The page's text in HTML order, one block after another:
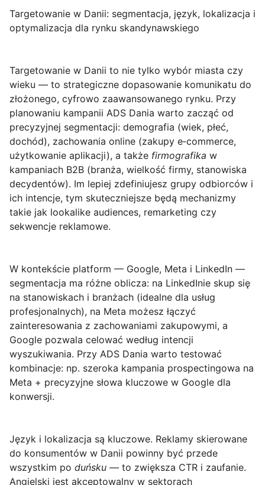
Targetowanie w Danii: segmentacja, język, lokalizacja i
optymalizacja dla rynku skandynawskiego
Targetowanie w Danii to nie tylko wybór miasta czy
wieku — to strategiczne dopasowanie komunikatu do
złożonego, cyfrowo zaawansowanego rynku. Przy
planowaniu kampanii ADS Dania warto zacząć od
precyzyjnej segmentacji: demografia (wiek, płeć,
dochód), zachowania online (zakupy e‑commerce,
użytkowanie aplikacji), a także firmografika w
kampaniach B2B (branża, wielkość firmy, stanowiska
decydentów). Im lepiej zdefiniujesz grupy odbiorców i
ich intencje, tym skuteczniejsze będą mechanizmy
takie jak lookalike audiences, remarketing czy
sekwencje reklamowe.
W kontekście platform — Google, Meta i LinkedIn —
segmentacja ma różne oblicza: na LinkedInie skup się
na stanowiskach i branżach (idealne dla usług
profesjonalnych), na Meta możesz łączyć
zainteresowania z zachowaniami zakupowymi, a
Google pozwala celować według intencji
wyszukiwania. Przy ADS Dania warto testować
kombinacje: np. szeroka kampania prospectingowa na
Meta + precyzyjne słowa kluczowe w Google dla
konwersji.
Język i lokalizacja są kluczowe. Reklamy skierowane
do konsumentów w Danii powinny być przede
wszystkim po duńsku — to zwiększa CTR i zaufanie.
Angielski jest akceptowalny w sektorach